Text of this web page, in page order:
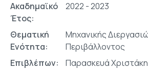
Ακαδημαϊκό
Έτος:
2022 - 2023
Θεματική
Ενότητα:
Μηχανικής
Περιβάλλοντος
Επιβλέπων:
Παρασκευά